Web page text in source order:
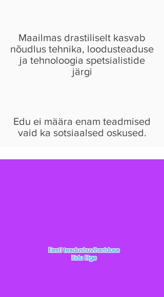
Maailmas drastiliselt kasvab
nõudlus tehnika, loodusteaduse
ja tehnoloogia spetsialistide
järgi
Edu ei määra enam teadmised
vaid ka sotsiaalsed oskused.
Eesti teadushuvihariduse
liidu liige